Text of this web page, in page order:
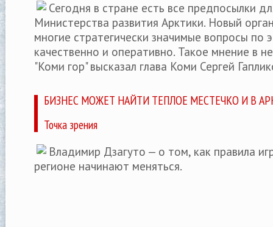
Сегодня в стране есть все предпосылки
Министерства развития Арктики. Новый
многие стратегически значимые вопросы по
качественно и оперативно. Такое мнение в
"Коми гор" высказал глава Коми Сергей
БИЗНЕС МОЖЕТ НАЙТИ ТЕПЛОЕ МЕСТЕЧКО И В
Точка зрения
Владимир Дзагуто — о том, как правила
регионе начинают меняться.